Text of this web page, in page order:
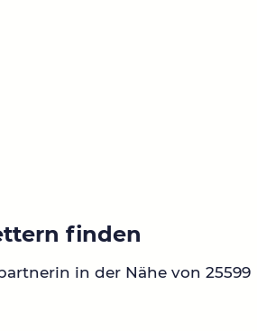
finden
in der Nähe von 25599